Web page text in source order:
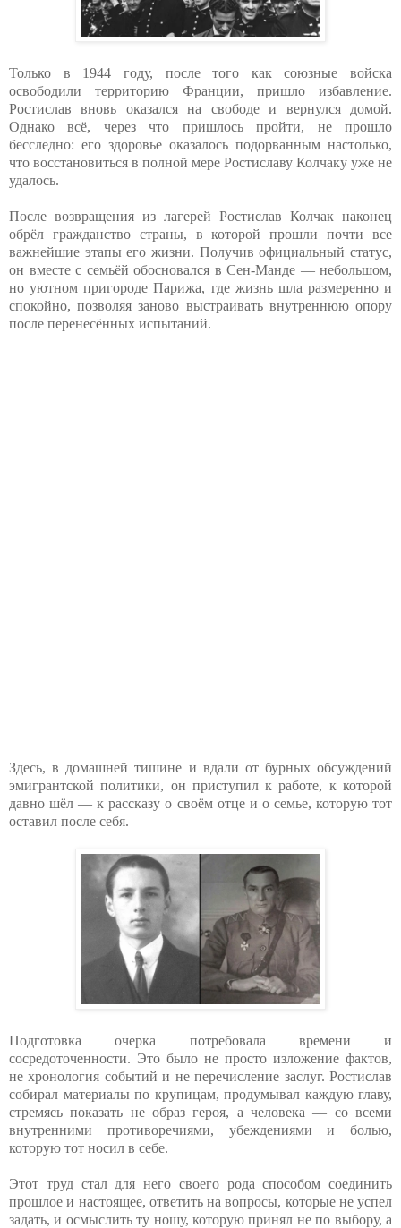
Только в 1944 году, после того как союзные войска
освободили территорию Франции, пришло избавление.
Ростислав вновь оказался на свободе и вернулся домой.
Однако всё, через что пришлось пройти, не прошло
бесследно: его здоровье оказалось подорванным настолько,
что восстановиться в полной мере Ростиславу Колчаку уже не
удалось.
После возвращения из лагерей Ростислав Колчак наконец
обрёл гражданство страны, в которой прошли почти все
важнейшие этапы его жизни. Получив официальный статус,
он вместе с семьёй обосновался в Сен-Манде — небольшом,
но уютном пригороде Парижа, где жизнь шла размеренно и
спокойно, позволяя заново выстраивать внутреннюю опору
после перенесённых испытаний.
Здесь, в домашней тишине и вдали от бурных обсуждений
эмигрантской политики, он приступил к работе, к которой
давно шёл — к рассказу о своём отце и о семье, которую тот
оставил после себя.
Подготовка очерка потребовала времени и
сосредоточенности. Это было не просто изложение фактов,
не хронология событий и не перечисление заслуг. Ростислав
собирал материалы по крупицам, продумывал каждую главу,
стремясь показать не образ героя, а человека — со всеми
внутренними противоречиями, убеждениями и болью,
которую тот носил в себе.
Этот труд стал для него своего рода способом соединить
прошлое и настоящее, ответить на вопросы, которые не успел
задать, и осмыслить ту ношу, которую принял не по выбору, а